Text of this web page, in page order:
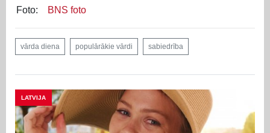
Foto:
BNS foto
vārda diena populārākie vārdi sabiedrība
LATVIJA